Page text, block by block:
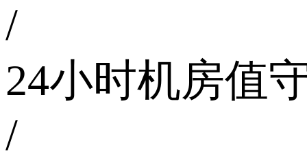
/
24小时机房值
/